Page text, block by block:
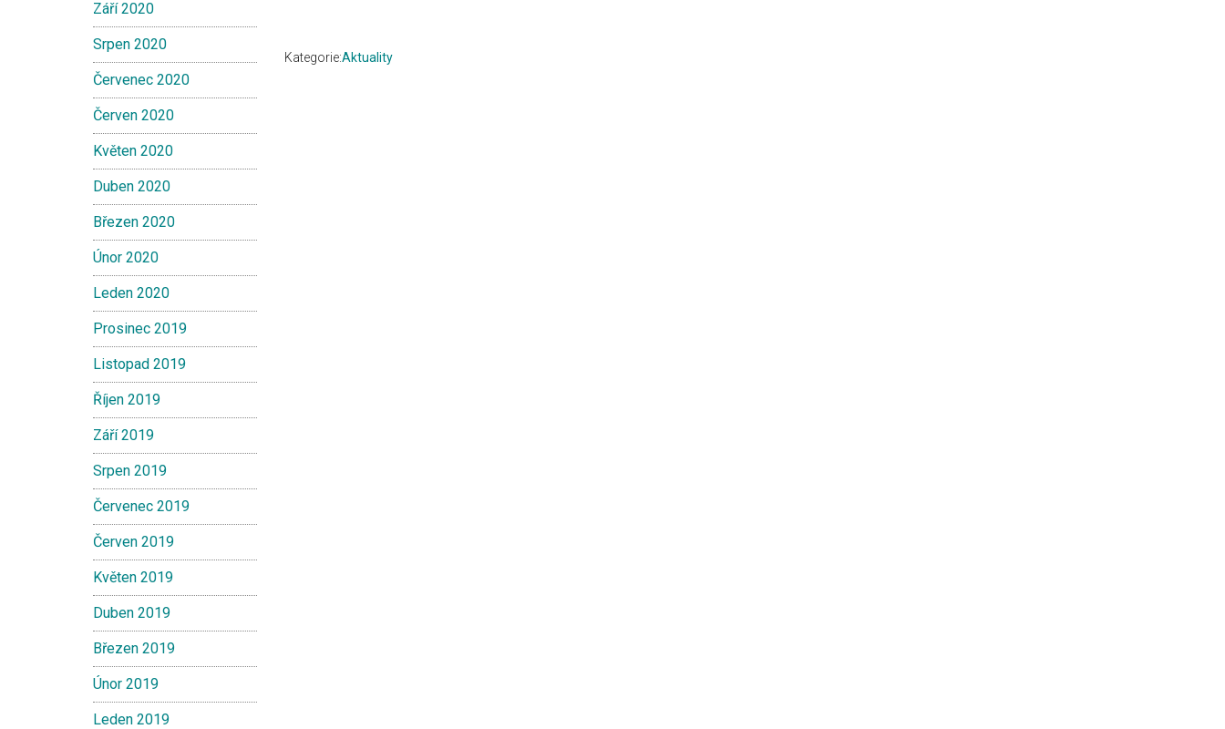
Kategorie:Aktuality
Září 2020
Srpen 2020
Červenec 2020
Červen 2020
Květen 2020
Duben 2020
Březen 2020
Únor 2020
Leden 2020
Prosinec 2019
Listopad 2019
Říjen 2019
Září 2019
Srpen 2019
Červenec 2019
Červen 2019
Květen 2019
Duben 2019
Březen 2019
Únor 2019
Leden 2019